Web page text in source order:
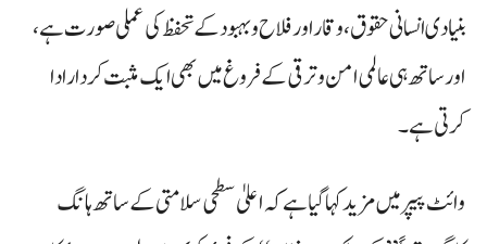
بنیادی انسانی حقوق، وقار اور فلاح و بہبود کے تحفظ کی عملی صورت ہے،
اور ساتھ ہی عالمی امن و ترقی کے فروغ میں بھی ایک مثبت کردار ادا
کرتی ہے۔
وائٹ پیپر میں مزید کہا گیا ہے کہ اعلیٰ سطحی سلامتی کے ساتھ ہانگ